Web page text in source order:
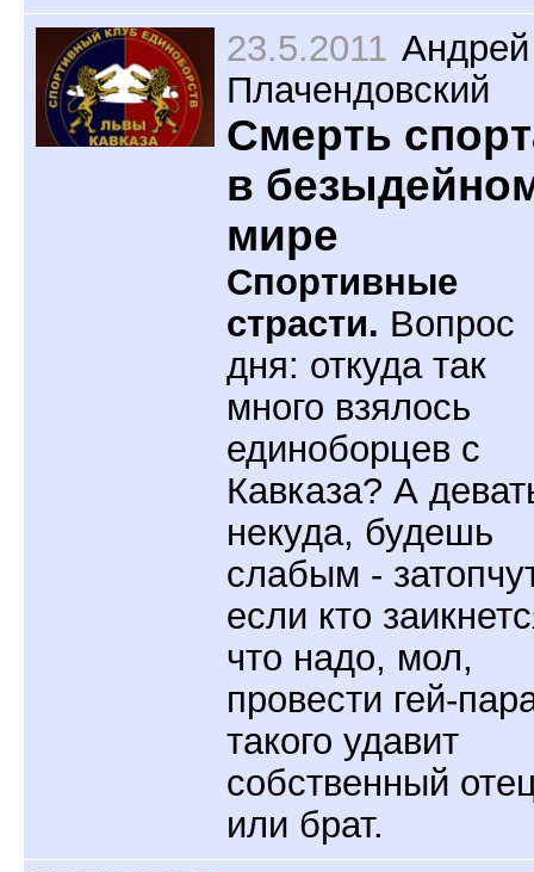
23.5.2011 Андрей
Плачендовский
Смерть
в
мире
Спортивные
страсти. Вопрос
дня: откуда так
много взялось
единоборцев с
Кавказа? А
некуда, будешь
слабым -
если кто
что надо, мол,
провести гей-
такого удавит
собственный
или брат.